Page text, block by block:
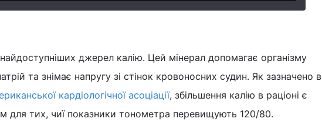
джерел калію. Цей мінерал допомагає організму
та знімає напругу зі стінок кровоносних судин. Як зазначено в
кардіологічної асоціації, збільшення калію в раціоні є
для тих, чиї показники тонометра перевищують 120/80.